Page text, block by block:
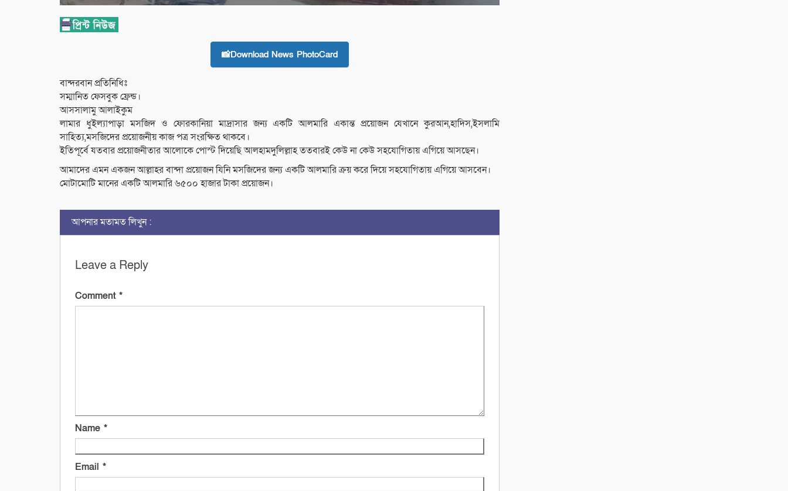
📸Download News PhotoCard
বান্দরবান প্রতিনিধিঃ
সম্মানিত ফেসবুক ফ্রেন্ড।
আসসালামু আলাইকুম
লামার ধুইল্যাপাড়া মসজিদ ও ফোরকানিয়া মাদ্রাসার জন্য একটি আলমারি একান্ত প্রয়োজন যেখানে কুরআন,হাদিস,ইসলামি
সাহিত্য,মসজিদের প্রয়োজনীয় কাজ পত্র সংরক্ষিত থাকবে।
ইতিপূর্বে যতবার প্রয়োজনীতার আলোকে পোস্ট দিয়েছি আলহামদুলিল্লাহ ততবারই কেউ না কেউ সহযোগিতায় এগিয়ে আসছেন।
আমাদের এমন একজন আল্লাহর বান্দা প্রয়োজন যিনি মসজিদের জন্য একটি আলমারি ক্রয় করে দিয়ে সহযোগিতায় এগিয়ে আসবেন।
মোটামোটি মানের একটি আলমারি ৬৫০০ হাজার টাকা প্রয়োজন।
আপনার মতামত লিখুন :
Leave a Reply
Comment *
Name *
Email *